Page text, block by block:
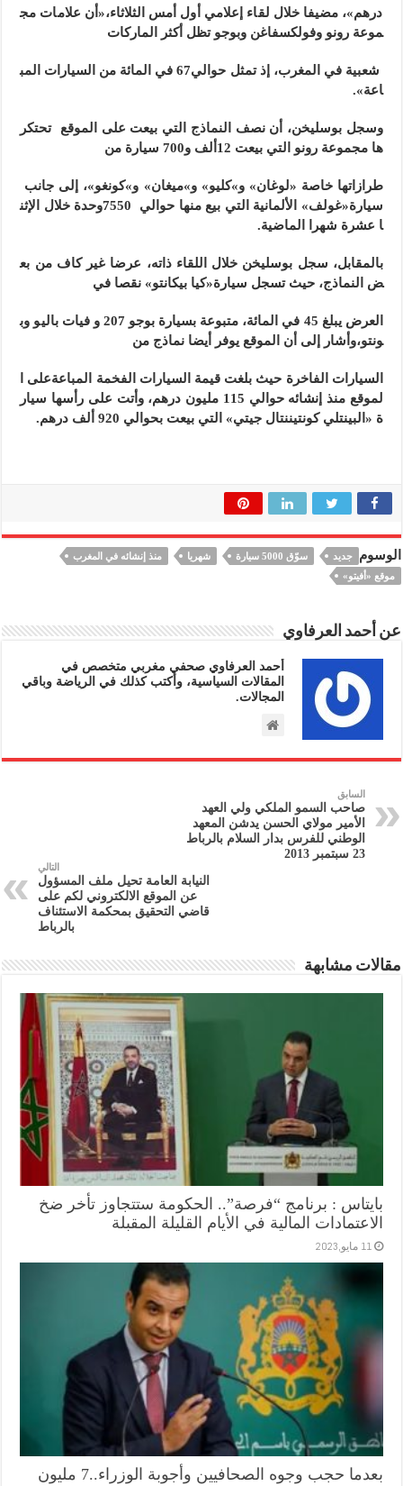
درهم»، مضيفا خلال لقاء إعلامي أول أمس الثلاثاء،«أن علامات مج
موعة رونو وفولكسفاغن وبوجو تظل أكثر الماركات
شعبية في المغرب، إذ تمثل حوالي67 في المائة من السيارات المب
اعة».
وسجل بوسليخن، أن نصف النماذج التي بيعت على الموقع تحتكر
ها مجموعة رونو التي بيعت 12ألف و700 سيارة من
طرازاتها خاصة «لوغان» و»كليو» و»ميغان» و»كونغو»، إلى جانب
سيارة«غولف» الألمانية التي بيع منها حوالي 7550وحدة خلال الإثن
ا عشرة شهرا الماضية.
بالمقابل، سجل بوسليخن خلال اللقاء ذاته، عرضا غير كاف من بع
ض النماذج، حيث تسجل سيارة«كيا بيكانتو» نقصا في
العرض يبلغ 45 في المائة، متبوعة بسيارة بوجو 207 و فيات باليو وب
ونتو،وأشار إلى أن الموقع يوفر أيضا نماذج من
السيارات الفاخرة حيث بلغت قيمة السيارات الفخمة المباعةعلى ا
لموقع منذ إنشائه حوالي 115 مليون درهم، وأتت على رأسها سيار
ة «البينتلي كونتيننتال جيتي» التي بيعت بحوالي 920 ألف درهم.
الوسوم جديد سوّق 5000 سيارة شهريا
منذ إنشائه في المغرب
موقع «أفيتو»
عن أحمد العرفاوي
أحمد العرفاوي صحفي مغربي متخصص في
المقالات السياسية، وأكتب كذلك في الرياضة وباقي
المجالات.
السابق
صاحب السمو الملكي ولي العهد
الأمير مولاي الحسن يدشن المعهد
الوطني للفرس بدار السلام بالرباط
23 سبتمبر 2013
التالي
النيابة العامة تحيل ملف المسؤول
عن الموقع الالكتروني لكم على
قاضي التحقيق بمحكمة الاستئناف
بالرباط
مقالات مشابهة
بايتاس : برنامج “فرصة”.. الحكومة ستتجاوز تأخر ضخ
الاعتمادات المالية في الأيام القليلة المقبلة
11 مايو,2023
بعدما حجب وجوه الصحافيين وأجوبة الوزراء..7 مليون